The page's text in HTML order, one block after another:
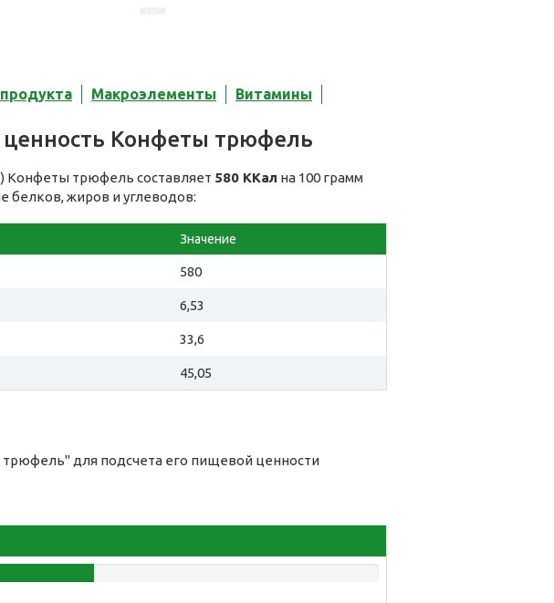
Макроэлементы Витамины
Конфеты трюфель
Конфеты трюфель составляет 580 ККал на 100 грамм
белков, жиров и углеводов:
Значение
580
6,53
33,6
45,05
для подсчета его пищевой ценности